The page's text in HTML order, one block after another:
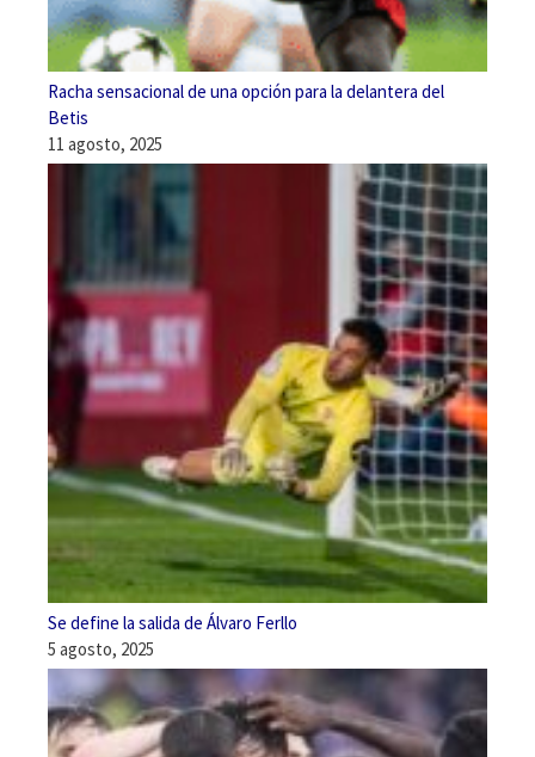
Racha sensacional de una opción para la delantera del
Betis
11 agosto, 2025
Se define la salida de Álvaro Ferllo
5 agosto, 2025